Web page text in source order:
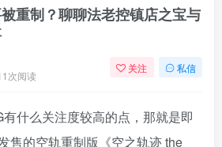
被重制？聊聊法老控镇店之宝与
次阅读
关注 私信
什么关注度较高的点，那就是即
售的空轨重制版《空之轨迹 the